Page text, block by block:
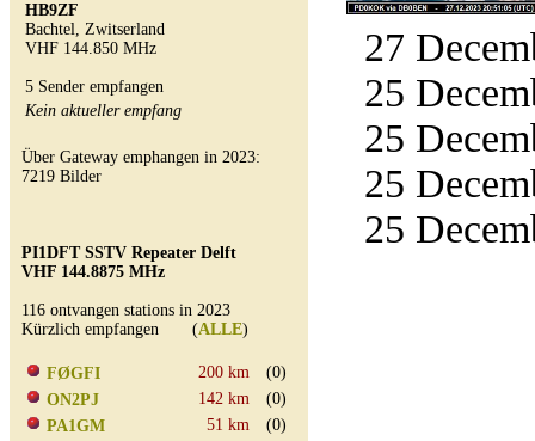
HB9ZF
Bachtel, Zwitserland
VHF 144.850 MHz
5 Sender empfangen
Kein aktueller empfang
Über Gateway emphangen in 2023:
7219 Bilder
PI1DFT SSTV Repeater Delft
VHF 144.8875 MHz
116 ontvangen stations in 2023
Kürzlich empfangen (ALLE)
FØGFI 200 km
(0)
ON2PJ
142 km
(0)
PA1GM
51 km
(0)
27
25
25
25
25